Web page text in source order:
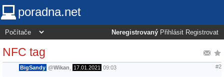
poradna.net
Neregistrovaný Přihlásit Registrovat
NFC tag
BigSandy @Wikan 17.01.2021 09:03 #2